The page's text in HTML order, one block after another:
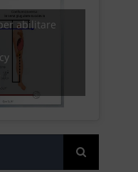
abilitare